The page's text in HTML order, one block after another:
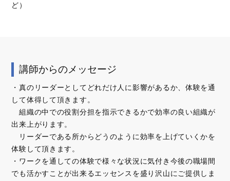
ど）
講師からのメッセージ
・真のリーダーとしてどれだけ人に影響があるか、体験を通
して体得して頂きます。
組織の中での役割分担を指示できるかで効率の良い組織が
出来上がります。
リーダーである所からどうのように効率を上げていくかを
体験して頂きます。
・ワークを通しての体験で様々な状況に気付き今後の職場間
でも活かすことが出来るエッセンスを盛り沢山にご提供しま